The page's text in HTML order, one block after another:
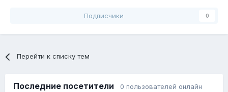
Подписчики 0
Перейти к списку тем
Последние посетители 0 пользователей онлайн